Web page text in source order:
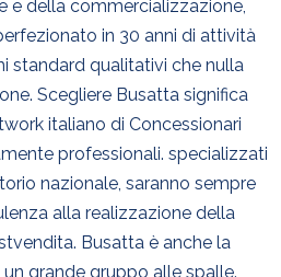
e della commercializzazione,
in 30 anni di attività
standard qualitativi che nulla
Scegliere Busatta significa
italiano di Concessionari
professionali. specializzati
nazionale, saranno sempre
alla realizzazione della
Busatta è anche la
grande gruppo alle spalle.